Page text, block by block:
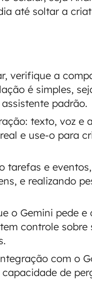
até soltar a
verifique a
é simples,
padrão.
texto, voz e
e use-o para
tarefas e
e realizando
o Gemini pede
controle sobre
com o
de